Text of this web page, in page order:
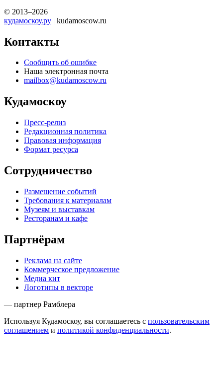
© 2013–2026
кудамоскоу.ру | kudamoscow.ru
Контакты
Сообщить об ошибке
Наша электронная почта
mailbox@kudamoscow.ru
Кудамоскоу
Пресс-релиз
Редакционная политика
Правовая информация
Формат ресурса
Сотрудничество
Размещение событий
Требования к материалам
Музеям и выставкам
Ресторанам и кафе
Партнёрам
Реклама на сайте
Коммерческое предложение
Медиа кит
Логотипы в векторе
— партнер Рамблера
Используя Кудамоскоу, вы соглашаетесь с пользовательским
соглашением и политикой конфиденциальности.